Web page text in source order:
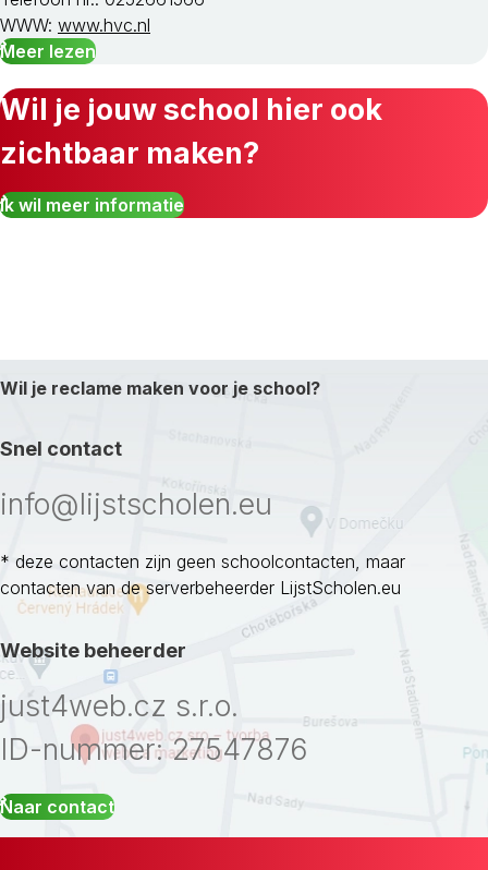
WWW: www.hvc.nl
Meer lezen
Wil je jouw school hier ook
zichtbaar maken?
Ik wil meer informatie
Wil je reclame maken voor je school?
Snel contact
info@lijstscholen.eu
* deze contacten zijn geen schoolcontacten, maar
contacten van de serverbeheerder LijstScholen.eu
Website beheerder
just4web.cz s.r.o.
ID-nummer: 27547876
Naar contact